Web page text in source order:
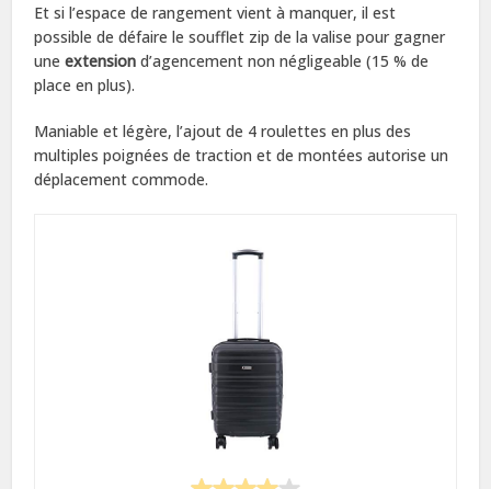
Et si l’espace de rangement vient à manquer, il est
possible de défaire le soufflet zip de la valise pour gagner
uneextension d’agencement non négligeable (15 % de
place en plus).
Maniable et légère, l’ajout de 4 roulettes en plus des
multiples poignées de traction et de montées autorise un
déplacement commode.